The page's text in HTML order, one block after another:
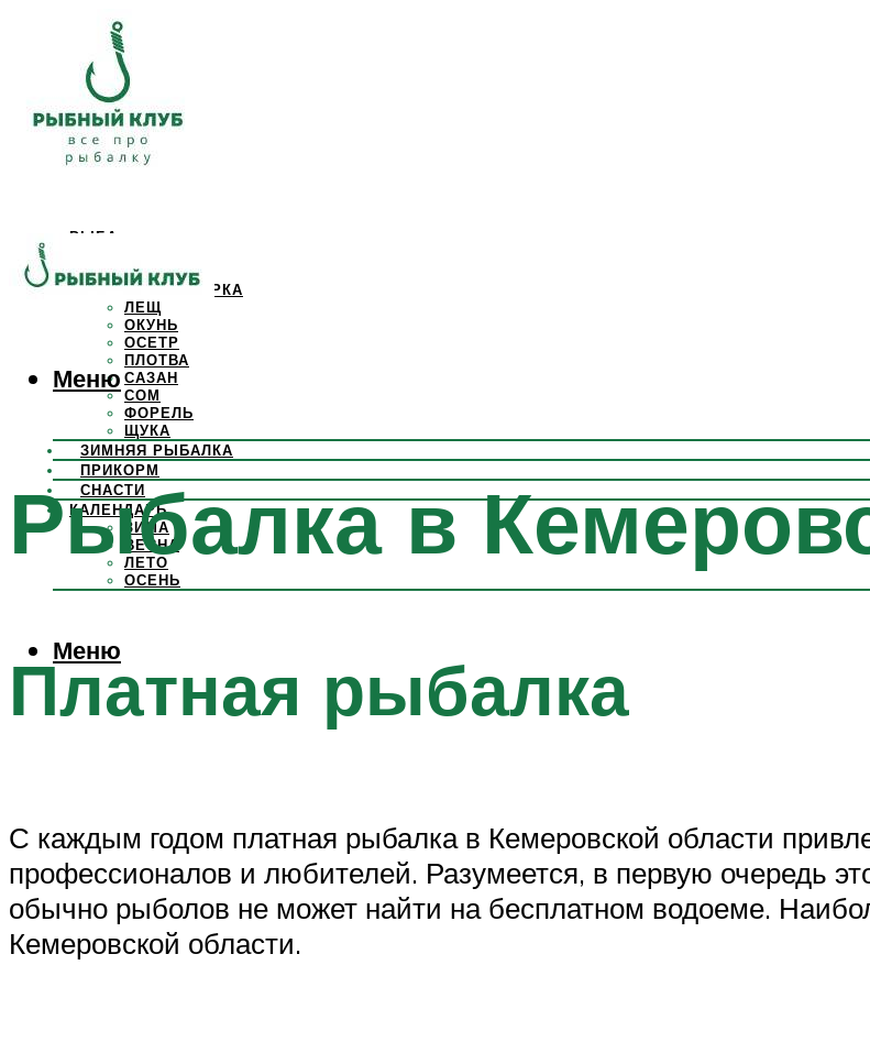
РЫБА
КАРП
КРАСНОПЕРКА
ЛЕЩ
ОКУНЬ
ОСЕТР
ПЛОТВА
САЗАН
СОМ
ФОРЕЛЬ
ЩУКА
ЗИМНЯЯ РЫБАЛКА
ПРИКОРМ
СНАСТИ
КАЛЕНДАРЬ
ЗИМА
ВЕСНА
ЛЕТО
ОСЕНЬ
Меню
Меню
Рыбалка в
Платная рыбалка
С каждым годом платная рыбалка в Кемеровской области
профессионалов и любителей. Разумеется, в первую очередь
обычно рыболов не может найти на бесплатном водоеме.
Кемеровской области.